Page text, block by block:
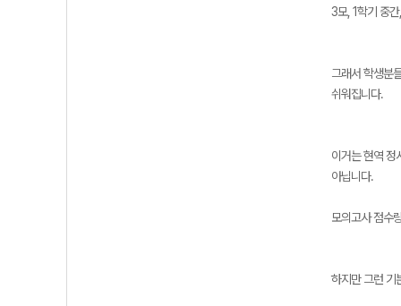
3모, 1학기 중
그래서 학생분
쉬워집니다.
이거는 현역 정
아닙니다.
모의고사 점수
하지만 그런 기